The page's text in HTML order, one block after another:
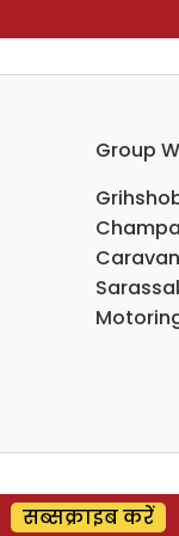
Group
सब्सक्राइब करें